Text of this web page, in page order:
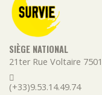
SIÈGE NATIONAL
21ter Rue Voltaire
(+33)9.53.14.49.74